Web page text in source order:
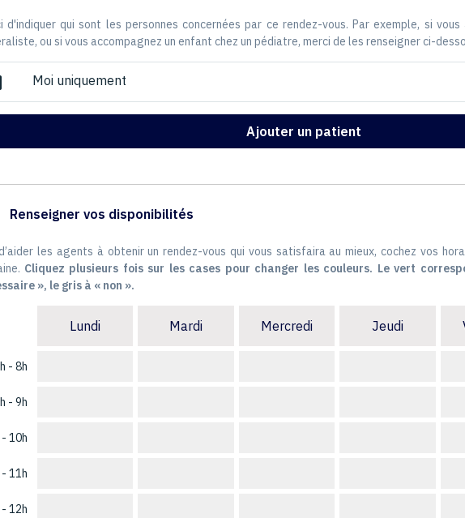
d'indiquer qui sont les personnes concernées par ce rendez-vous. Par exemple, si
ou si vous accompagnez un enfant chez un pédiatre, merci de les renseigner ci-
Moi uniquement
Ajouter un patient
Renseigner vos disponibilités
les agents à obtenir un rendez-vous qui vous satisfaira au mieux, cochez vos
Cliquez plusieurs fois sur les cases pour changer les couleurs. Le vert
», le gris à « non ».
- 8h
- 9h
10h
11h
12h
Lundi Mardi Mercredi Jeudi